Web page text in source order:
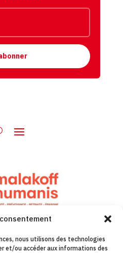
nous utilisons des technologies
et/ou accéder aux informations des